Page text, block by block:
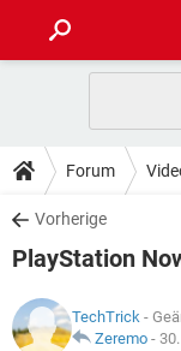
ANDROID
WINDOWS 10
WHATSAPP
FACEBOOK
TIPPS & TRICKS
SPIELE
WHATSAPP
DOWNLOADS
SPIELE
ANDROID
WINDOWS 10
FORUM
SPIELE
LEXIKON
Forum
Vorherige
PlayStation
TechTrick -
Zeremo -